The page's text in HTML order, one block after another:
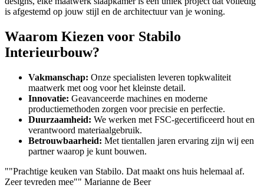
is afgestemd op jouw stijl en de architectuur van je woning.
Waarom Kiezen voor Stabilo
Interieurbouw?
Vakmanschap: Onze specialisten leveren topkwaliteit
maatwerk met oog voor het kleinste detail.
Innovatie: Geavanceerde machines en moderne
productiemethoden zorgen voor precisie en perfectie.
Duurzaamheid: We werken met FSC-gecertificeerd hout en
verantwoord materiaalgebruik.
Betrouwbaarheid: Met tientallen jaren ervaring zijn wij een
partner waarop je kunt bouwen.
""Prachtige keuken van Stabilo. Dat maakt ons huis helemaal af.
Zeer tevreden mee"" Marianne de Beer